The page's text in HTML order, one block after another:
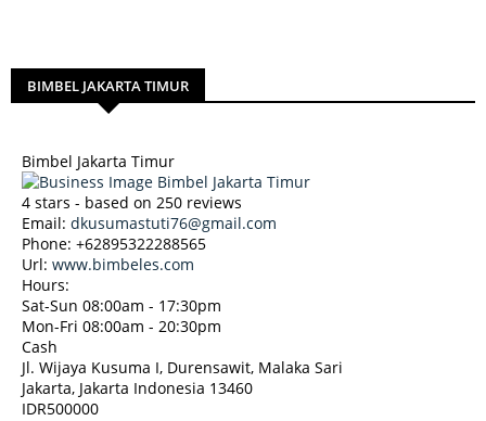
BIMBEL JAKARTA TIMUR
Bimbel Jakarta Timur
4 stars - based on 250 reviews
Email: dkusumastuti76@gmail.com
Phone: +62895322288565
Url: www.bimbeles.com
Hours:
Sat-Sun 08:00am - 17:30pm
Mon-Fri 08:00am - 20:30pm
Cash
Jl. Wijaya Kusuma I, Durensawit, Malaka Sari
Jakarta, Jakarta Indonesia 13460
IDR500000